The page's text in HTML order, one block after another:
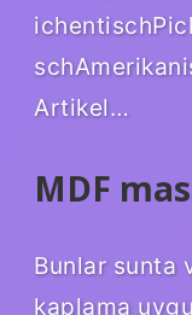
Artikel…
MDF
Bunlar sunta
kaplama